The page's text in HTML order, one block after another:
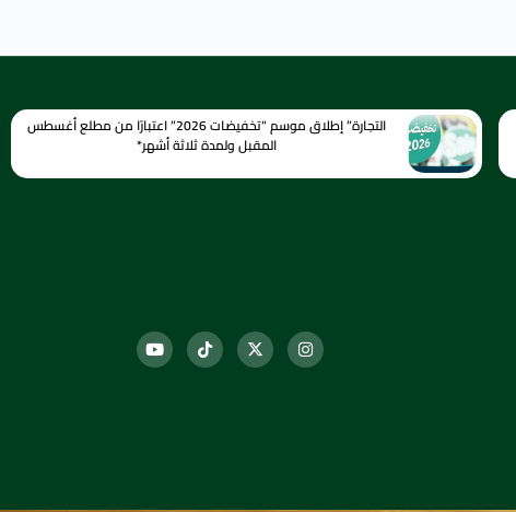
التجارة” إطلاق موسم “تخفيضات 2026” اعتبارًا من مطلع أغسطس
المقبل ولمدة ثلاثة أشهر*